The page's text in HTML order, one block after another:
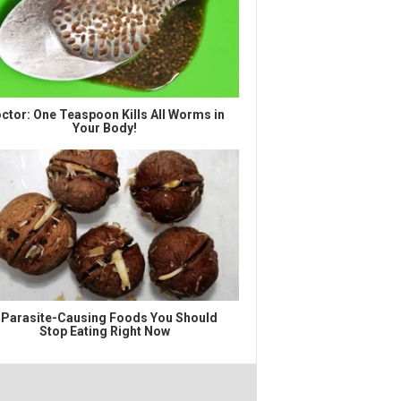
One Teaspoon Kills All Worms in
Your Body!
Causing Foods You Should
Stop Eating Right Now